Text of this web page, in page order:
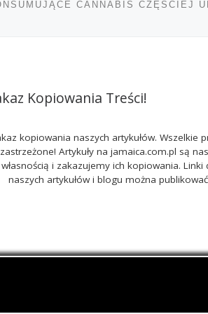
Kopiowania Treści!
kopiowania naszych artykułów. Wszelkie
zastrzeżone! Artykuły na jamaica.com.pl są
własnością i zakazujemy ich kopiowania. Linki
naszych artykułów i blogu można